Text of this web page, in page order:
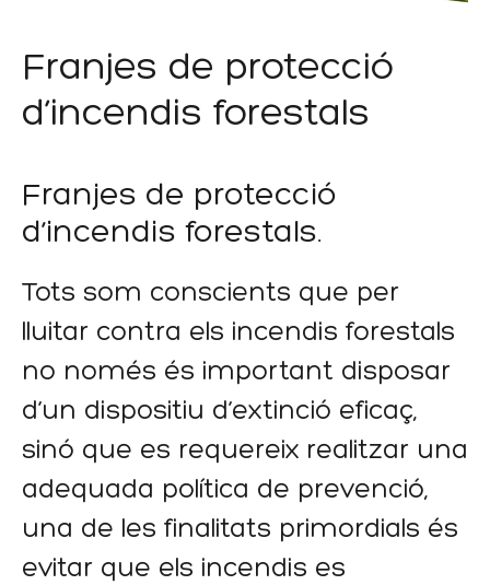
Franjes de protecció
d’incendis forestals
Franjes de protecció
d’incendis forestals.
Tots som conscients que per
lluitar contra els incendis forestals
no només és important disposar
d’un dispositiu d’extinció eficaç,
sinó que es requereix realitzar una
adequada política de prevenció,
una de les finalitats primordials és
evitar que els incendis es